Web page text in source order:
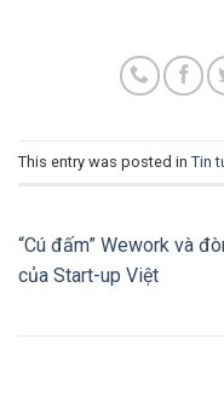
This entry was posted in Tin
“Cú đấm” Wework và
của Start-up Việt